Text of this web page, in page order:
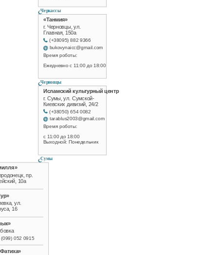
Черкассы
«Танмия»
г. Черновцы, ул.
Главная, 150а
(+38095) 882 9366
bukovynaicc@gmail.com
Время роботы:
Ежедневно с 11:00 до 18:00
Черновцы
Исламский культурный центр
г. Сумы, ул. Сумской-
Киевских дивизий, 24/2
(+38050) 654 0082
tarablus2003@gmail.com
Время роботы:
с 11:00 до 18:00
Выходной: Понедельник
Сумы
пр.
10а
ул.
16
(099) 052 0915